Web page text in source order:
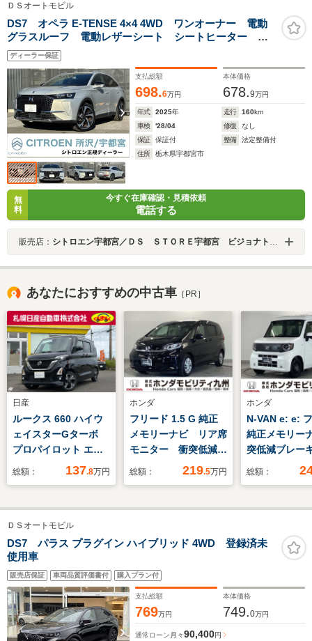
ＤＳオートモビル
DS7 オペラ E-TENSE 4×4 4WD ワンオーナー 電動
グラスルーフ 電動レザーシート シートヒーター ア
ダプティブクルーズコントロール 純正ナビゲーショ
ン デュアルエアコン 純正20インチAW ピクセルLED
ビジョン ハイブリッド
ディーラー保証
支払総額
698.6万円
本体価格
678.9万円
年式 2025年 走行 160km
車検
'28/04 修復
なし
保証
保証付 整備
法定整備付
住所
栃木県宇都宮市
無
料
今すぐ在庫確認・見積依頼
電話する
販売店： シトロエン宇都宮／ＤＳ ＳＴＯＲＥ宇都宮 ビジョナトレーディング（株） ビジョナグループ
あなたにおすすめの中古車 ［PR］
日産
ルークス 660 ハイウ
ェイスターGターボ
プロパイロット エデ
ィション 4WD 純正9
ンジンスターター ド
ラレコ前後 両側オー
トスライドドア
総額： 137.8万円
ホンダ
フリード 1.5 G 純正
メモリーナビ リア席
モニター 衝突低減ブ
レーキ リアカメラ
LEDヘッド ETC
総額： 219.5万円
ホンダ
N-VAN e: e:
純正メモリー
突低減ブレ
カメラ ド
ヒーター
総額：
ＤＳオートモビル
DS7 パラス プラグイン ハイブリッド 4WD 登録済未
使用車
販売店保証 車両品質評価書付 購入プラン付
支払総額
769万円
本体価格
749.0万円
通常ローン 月々90,400円